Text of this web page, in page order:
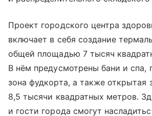
Проект городского центра
включает в себя создание
общей площадью 7 тысяч
В нём предусмотрены бани и спа,
зона фудкорта, а также открытая
8,5 тысячи квадратных метров.
и гости города смогут